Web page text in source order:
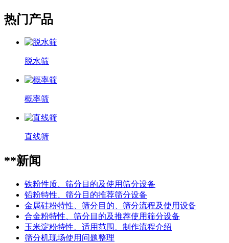
热门产品
脱水筛
概率筛
直线筛
**新闻
铁粉性质、筛分目的及使用筛分设备
铅粉特性、筛分目的推荐筛分设备
金属硅粉特性、筛分目的、筛分流程及使用设备
合金粉特性、筛分目的及推荐使用筛分设备
玉米淀粉特性、适用范围、制作流程介绍
筛分机现场使用问题整理